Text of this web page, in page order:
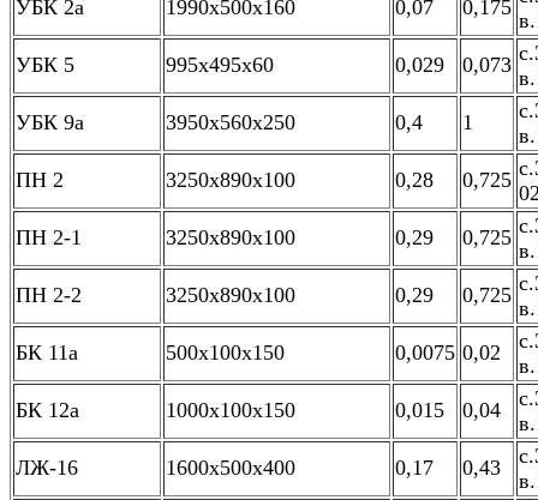
УБК 2а
1990х500х160 0,07 0,175
УБК 5
995х495х60 0,029 0,073
УБК 9а
3950х560х250 0,4 1
ПН 2
3250х890х100 0,28 0,725
ПН 2-1
3250х890х100 0,29 0,725
ПН 2-2
3250х890х100 0,29 0,725
БК 11а
500х100х150 0,0075 0,02
БК 12а
1000х100х150 0,015 0,04
ЛЖ-16
1600х500х400 0,17 0,43